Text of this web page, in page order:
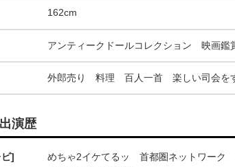
162cm
アンティークドールコレクション 映画
外郎売り 料理 百人一首 楽しい司会を
出演歴
]
めちゃ2イケてるッ 首都圏ネットワー